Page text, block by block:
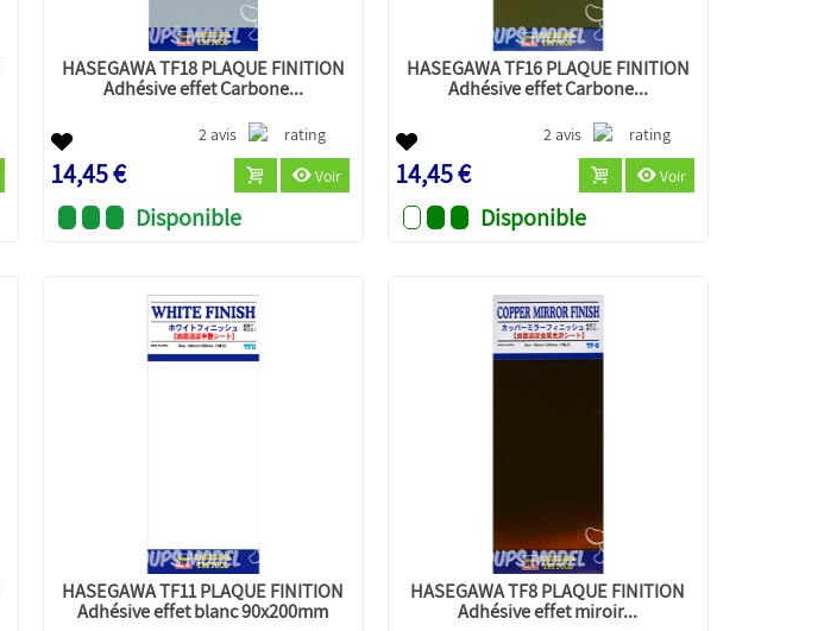
HASEGAWA TF18 PLAQUE FINITION
Adhésive effet Carbone...
2 avis
14,45 € Voir
Disponible
HASEGAWA TF16 PLAQUE FINITION
Adhésive effet Carbone...
2 avis
14,45 € Voir
Disponible
HASEGAWA TF11 PLAQUE FINITION
Adhésive effet blanc 90x200mm
HASEGAWA TF8 PLAQUE FINITION
Adhésive effet miroir...